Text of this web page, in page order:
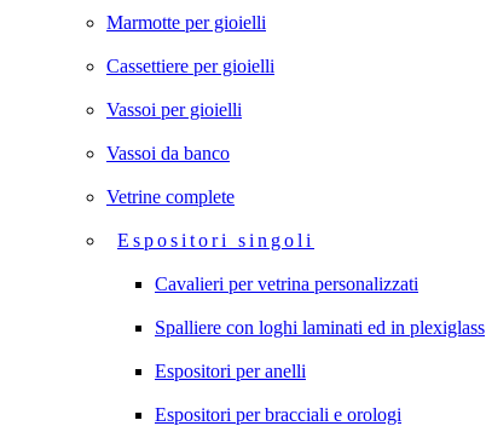
Marmotte per gioielli
Cassettiere per gioielli
Vassoi per gioielli
Vassoi da banco
Vetrine complete
Espositori singoli
Cavalieri per vetrina personalizzati
Spalliere con loghi laminati ed in plexiglass
Espositori per anelli
Espositori per bracciali e orologi